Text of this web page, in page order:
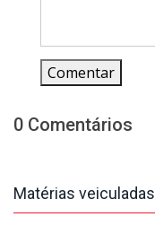
Comentar
0 Comentários
Matérias veiculadas